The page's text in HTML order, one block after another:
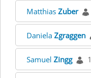
Matthias Zuber
Daniela Zgraggen
Samuel Zingg 1